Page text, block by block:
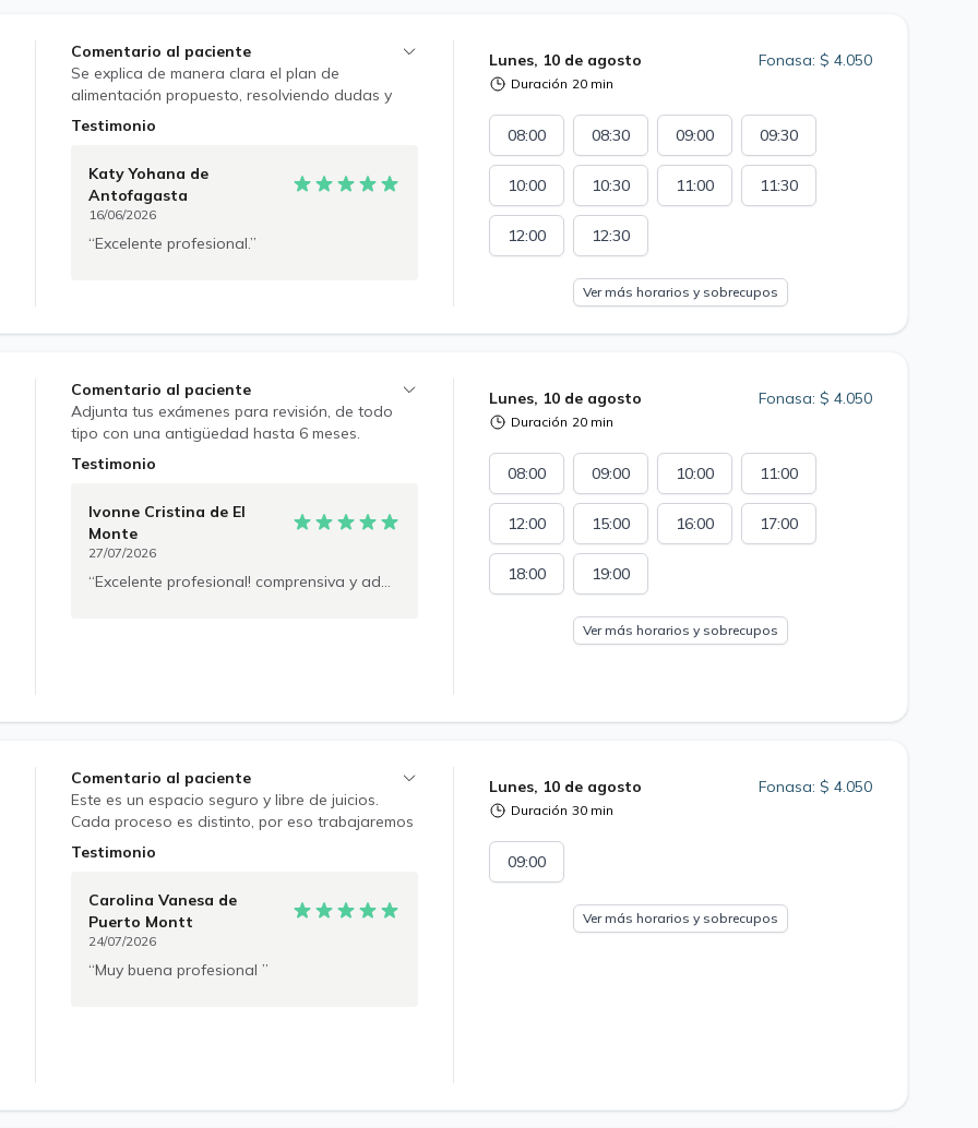
Lunes, 10 de agosto
Duración 20 min
Fonasa: $ 4.050
08:00 08:30 09:00 09:30
10:00 10:30 11:00 11:30
12:00 12:30
Ver más horarios y sobrecupos
Comentario al paciente
Se explica de manera clara el plan de
alimentación propuesto, resolviendo dudas y
reforzando la importancia de la adherencia al
enfatizando la incorporación progresiva de
hábitos saludables. Se sugiere seguimiento
nutricional para evaluar avances, realizar
ajustes y reforzar educación alimentaria según
Testimonio
Katy Yohana de
Antofagasta
16/06/2026
Excelente profesional.
Lunes, 10 de agosto
Duración 20 min
Fonasa: $ 4.050
08:00 09:00 10:00 11:00
12:00 15:00 16:00 17:00
18:00 19:00
Ver más horarios y sobrecupos
Comentario al paciente
Adjunta tus exámenes para revisión, de todo
tipo con una antigüedad hasta 6 meses.
Paciente Online • Al agendar te enviare un
tus medidas para la consulta. Sin todos estos
datos no podemos realizar tu pauta! • La
consulta incluye: Pauta (Sujeta a la toma de
todas las mediciones), Guía de porciones,
controles). • La consulta se debe pagar antes
de entrar al box, debe mostrar comprobante. Se
reciben pagos con transferencia o efectivo
(monto exacto)
Testimonio
Ivonne Cristina de El
Monte
27/07/2026
Excelente profesional! comprensiva y adaptativa al contexto del día a día de quién se atiende. Es muy atenta a los detalles y explica cada indicación con buena disposición y paciencia.
Lunes, 10 de agosto
Duración 30 min
Fonasa: $ 4.050
09:00
Ver más horarios y sobrecupos
Comentario al paciente
Este es un espacio seguro y libre de juicios.
Cada proceso es distinto, por eso trabajaremos
con objetivos realistas, adaptados a tus
Testimonio
Carolina Vanesa de
Puerto Montt
24/07/2026
Muy buena profesional